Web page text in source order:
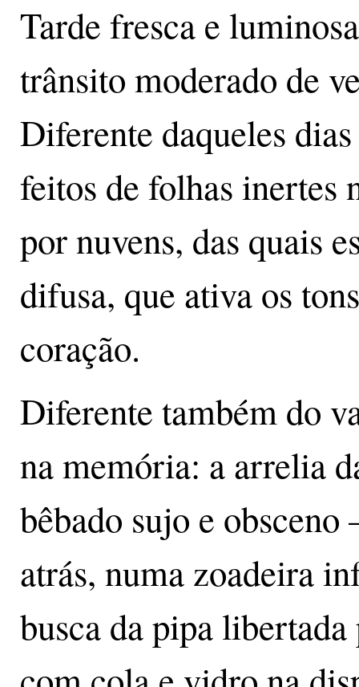
Tarde fresca e
trânsito moderado de
Diferente daqueles
feitos de folhas inertes
por nuvens, das quais
difusa, que ativa os
coração.
Diferente também do
na memória: a arrelia
bêbado sujo e
atrás, numa zoadeira
busca da pipa